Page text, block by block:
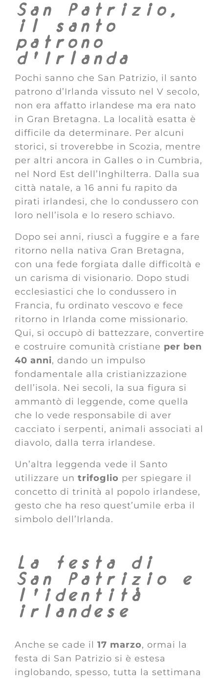
San Patrizio,
il santo
patrono
d’Irlanda
Pochi sanno che San Patrizio, il santo
patrono d’Irlanda vissuto nel V secolo,
non era affatto irlandese ma era nato
in Gran Bretagna. La località esatta è
difficile da determinare. Per alcuni
storici, si troverebbe in Scozia, mentre
per altri ancora in Galles o in Cumbria,
nel Nord Est dell’Inghilterra. Dalla sua
città natale, a 16 anni fu rapito da
pirati irlandesi, che lo condussero con
loro nell’isola e lo resero schiavo.
Dopo sei anni, riuscì a fuggire e a fare
ritorno nella nativa Gran Bretagna,
con una fede forgiata dalle difficoltà e
un carisma di visionario. Dopo studi
ecclesiastici che lo condussero in
Francia, fu ordinato vescovo e fece
ritorno in Irlanda come missionario.
Qui, si occupò di battezzare, convertire
e costruire comunità cristiane per ben
40 anni, dando un impulso
fondamentale alla cristianizzazione
dell’isola. Nei secoli, la sua figura si
ammantò di leggende, come quella
che lo vede responsabile di aver
cacciato i serpenti, animali associati al
diavolo, dalla terra irlandese.
Un’altra leggenda vede il Santo
utilizzare un trifoglio per spiegare il
concetto di trinità al popolo irlandese,
gesto che ha reso quest’umile erba il
simbolo dell’Irlanda.
La festa di
San Patrizio e
l’identità
irlandese
Anche se cade il 17 marzo, ormai la
festa di San Patrizio si è estesa
inglobando, spesso, tutta la settimana